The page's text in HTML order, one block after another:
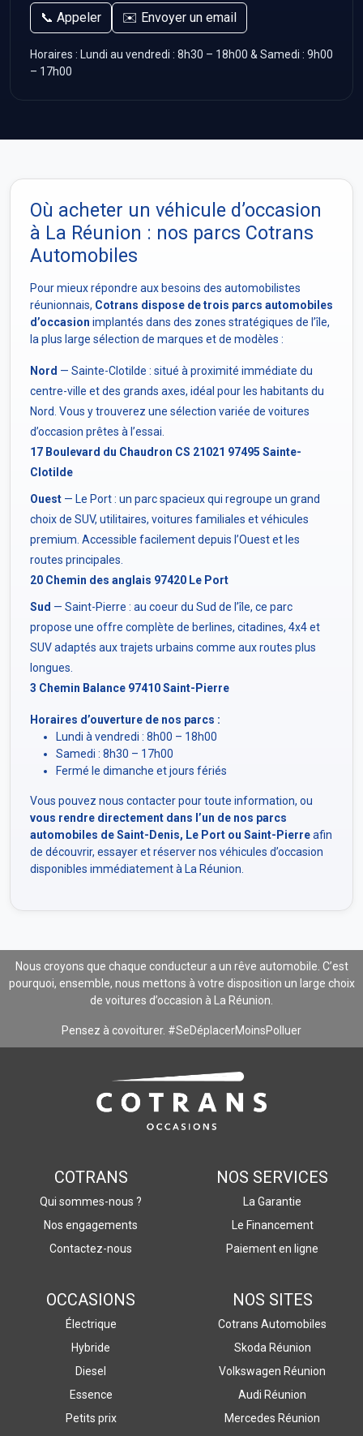
📞 Appeler ✉️ Envoyer un email
Horaires : Lundi au vendredi : 8h30 – 18h00 & Samedi : 9h00
– 17h00
Où acheter un véhicule d’occasion
à La Réunion : nos parcs Cotrans
Automobiles
Pour mieux répondre aux besoins des automobilistes
réunionnais, Cotrans dispose de trois parcs automobiles
d’occasion implantés dans des zones stratégiques de l’île,
la plus large sélection de marques et de modèles :
Nord — Sainte-Clotilde : situé à proximité immédiate du
centre-ville et des grands axes, idéal pour les habitants du
Nord. Vous y trouverez une sélection variée de voitures
d’occasion prêtes à l’essai.
17 Boulevard du Chaudron CS 21021 97495 Sainte-
Clotilde
Ouest — Le Port : un parc spacieux qui regroupe un grand
choix de SUV, utilitaires, voitures familiales et véhicules
premium. Accessible facilement depuis l’Ouest et les
routes principales.
20 Chemin des anglais 97420 Le Port
Sud — Saint-Pierre : au coeur du Sud de l’île, ce parc
propose une offre complète de berlines, citadines, 4x4 et
SUV adaptés aux trajets urbains comme aux routes plus
longues.
3 Chemin Balance 97410 Saint-Pierre
Horaires d’ouverture de nos parcs :
Lundi à vendredi : 8h00 – 18h00
Samedi : 8h30 – 17h00
Fermé le dimanche et jours fériés
Vous pouvez nous contacter pour toute information, ou
vous rendre directement dans l’un de nos parcs
automobiles de Saint-Denis, Le Port ou Saint-Pierreafin
de découvrir, essayer et réserver nos véhicules d’occasion
disponibles immédiatement à La Réunion.
Nous croyons que chaque conducteur a un rêve automobile. C’est
pourquoi, ensemble, nous mettons à votre disposition un large choix
de voitures d’occasion à La Réunion.
Pensez à covoiturer. #SeDéplacerMoinsPolluer
COTRANS
Qui sommes-nous ?
Nos engagements
Contactez-nous
NOS SERVICES
La Garantie
Le Financement
Paiement en ligne
OCCASIONS
Électrique
Hybride
Diesel
Essence
Petits prix
NOS SITES
Cotrans Automobiles
Skoda Réunion
Volkswagen Réunion
Audi Réunion
Mercedes Réunion